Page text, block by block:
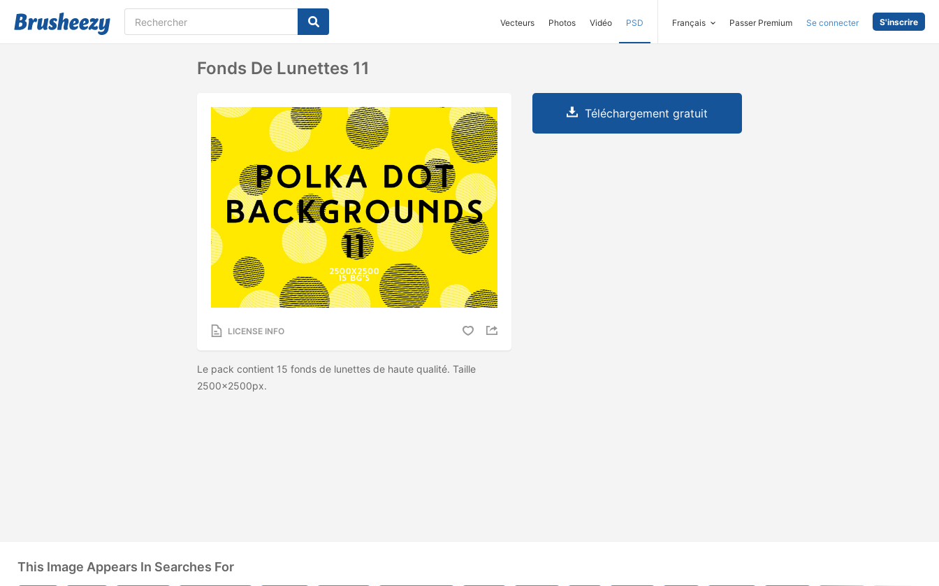
Vecteurs Photos Vidéo PSD Français Passer Premium Se connecter S'inscrire
Fonds De Lunettes 11
LICENSE INFO
Le pack contient 15 fonds de lunettes de haute qualité. Taille
2500x2500px.
Téléchargement gratuit
This Image Appears In Searches For